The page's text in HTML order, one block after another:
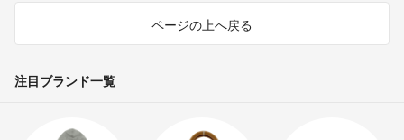
ページの上へ戻る
注目ブランド一覧